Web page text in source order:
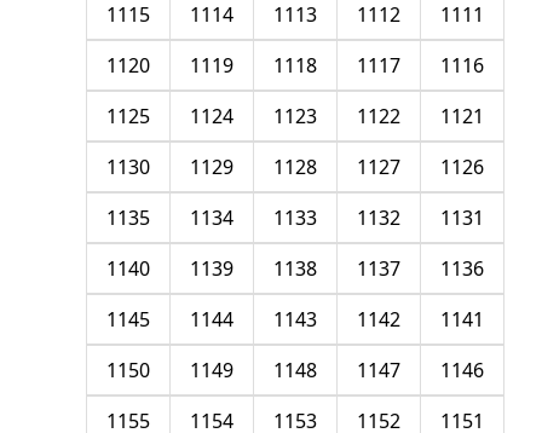
1111
1112
1113
1114
1115
1116
1117
1118
1119
1120
1121
1122
1123
1124
1125
1126
1127
1128
1129
1130
1131
1132
1133
1134
1135
1136
1137
1138
1139
1140
1141
1142
1143
1144
1145
1146
1147
1148
1149
1150
1151
1152
1153
1154
1155